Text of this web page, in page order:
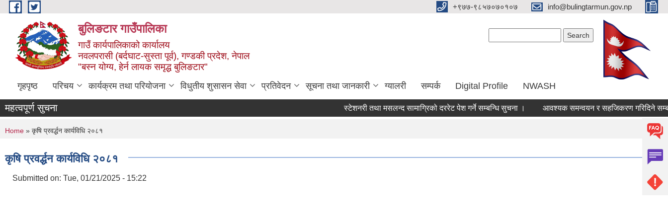
Skip to main content ‌+९७७-९८५७०७०१०७ info@bulingtarmun.gov.np
बुलिङटार गाउँपालिका
गाउँ कार्यपालिकाको कार्यालय
नवलपरासी (बर्दघाट-सुस्ता पूर्व), गण्डकी प्रदेश, नेपाल
"बस्न योग्य, हेर्न लायक समृद्ध बुलिङटार"
गृहपृष्ठ परिचय कार्यक्रम तथा परियोजना विधुतीय शुसासन सेवा प्रतिवेदन सूचना तथा जानकारी ग्यालरी सम्पर्क Digital Profile NWASH
महत्वपूर्ण सुचना स्टेशनरी तथा मसलन्द सामाग्रिको दररेट पेश गर्ने सम्बन्धि सुचना । आवश्यक समन्वयन र सहजिकरण गरिदिने सम्बन्धमा ।
You are here
Home » कृषि प्रवर्द्धन कार्यविधि २०८१
कृषि प्रवर्द्धन कार्यविधि २०८१
Submitted on: Tue, 01/21/2025 - 15:22